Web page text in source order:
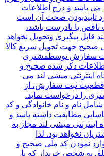
باشد و درج اطلاعات
تاییدبودن صحت آن است
ناقص یا نادرست باشد،
پیگیری وتحویل نخواهد
صحیح جهت تحویل سریع کالا
سفارش توسطمشتری
ذکر شده صحیح و
اینترنتی میشی لند می
ثبت سفارش، از
را درخواست نماید.
نام و نام خانوادگی و کد
مطابقت داشته باشد و
میشی لند مجاز به
نخواهد بود. لذا
نمودن کد ملی صحیح و
به شخص خریدار که با